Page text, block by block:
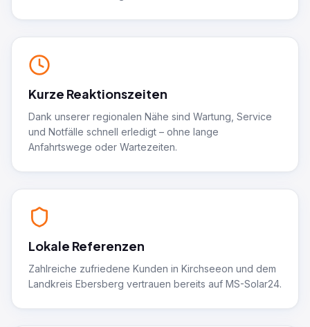
Kurze Reaktionszeiten
Dank unserer regionalen Nähe sind Wartung, Service
und Notfälle schnell erledigt – ohne lange
Anfahrtswege oder Wartezeiten.
Lokale Referenzen
Zahlreiche zufriedene Kunden in Kirchseeon und dem
Landkreis Ebersberg vertrauen bereits auf MS-Solar24.